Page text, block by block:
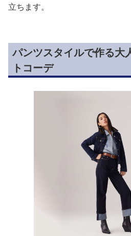
立ちます。
パンツスタイルで作る大
トコーデ